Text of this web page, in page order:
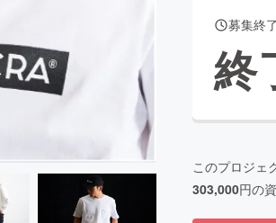
Social Good
るさと納税
募集終
終
このプロジェ
303,000円の